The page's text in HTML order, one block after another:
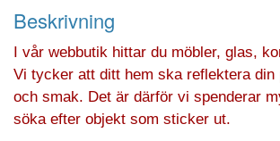
Beskrivning
I vår webbutik hittar du möbler, glas,
Vi tycker att ditt hem ska reflektera din
och smak. Det är därför vi spenderar
söka efter objekt som sticker ut.